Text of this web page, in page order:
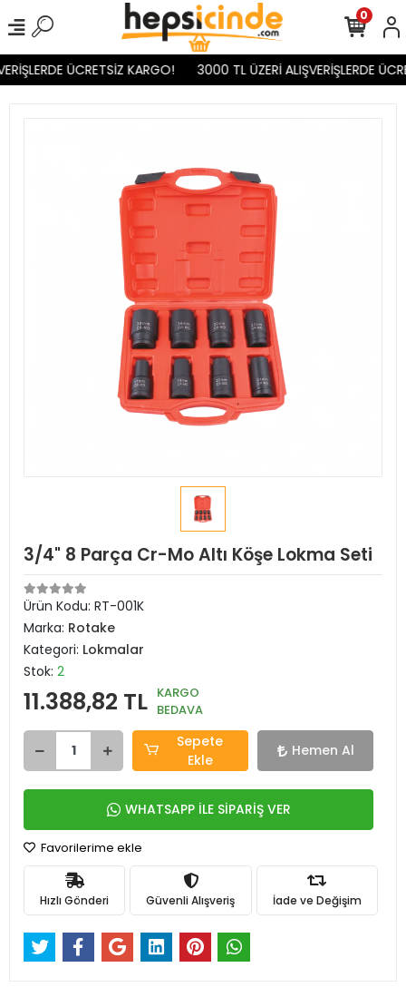
ÜCRETSİZ KARGO! 3000 TL ÜZERİ ALIŞVERİŞLERDE
0
3/4" 8 Parça Cr-Mo Altı Köşe Lokma Seti
Ürün Kodu: RT-001K
Marka: Rotake
Kategori: Lokmalar
Stok: 2
11.388,82 TL KARGO
BEDAVA
Sepete
Ekle
Hemen Al
WHATSAPP İLE SİPARİŞ VER
Favorilerime ekle
Hızlı Gönderi Güvenli Alışveriş İade ve Değişim